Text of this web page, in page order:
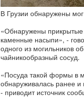
В Грузии обнаружены
«Обнаружены
каменные насыпи», -
одного из могильников
чайникообразный сосуд.
«Посуда такой формы в
обнаруживалась ранее и
- приводит источник